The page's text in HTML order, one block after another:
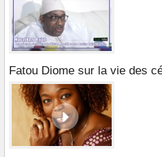
Fatou Diome sur la vie des